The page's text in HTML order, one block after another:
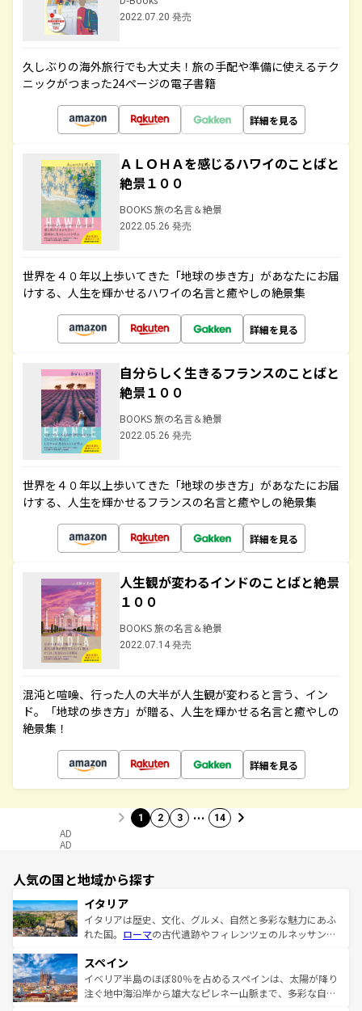
2022.07.20 発売
久しぶりの海外旅行でも大丈夫！旅の手配や準備に使えるテク
ニックがつまった24ページの電子書籍
詳細を見る
ＡＬＯＨＡを感じるハワイのことばと
絶景１００
BOOKS 旅の名言＆絶景
2022.05.26 発売
世界を４０年以上歩いてきた「地球の歩き方」があなたにお届
けする、人生を輝かせるハワイの名言と癒やしの絶景集
詳細を見る
自分らしく生きるフランスのことばと
絶景１００
BOOKS 旅の名言＆絶景
2022.05.26 発売
世界を４０年以上歩いてきた「地球の歩き方」があなたにお届
けする、人生を輝かせるフランスの名言と癒やしの絶景集
詳細を見る
人生観が変わるインドのことばと絶景
１００
BOOKS 旅の名言＆絶景
2022.07.14 発売
混沌と喧噪、行った人の大半が人生観が変わると言う、イン
ド。「地球の歩き方」が贈る、人生を輝かせる名言と癒やしの
絶景集！
詳細を見る
1 2 3 … 14
AD
AD
人気の国と地域から探す
イタリア
イタリアは歴史、文化、グルメ、自然と多彩な魅力にあふ
れた国。 ローマの古代遺跡やフィレンツェのルネッサンス
ろん、トスカーナの美しい田園風景やアマルフィ海岸の絶
景など、自然景観も見逃せない。観光の合間には、本場の
ピザやパスタなど、絶品のイタリア料理を堪能することも
スペイン
イベリア半島のほぼ80％を占めるスペインは、太陽が降り
注ぐ地中海沿岸から雄大なピレネー山脈まで、多彩な自然